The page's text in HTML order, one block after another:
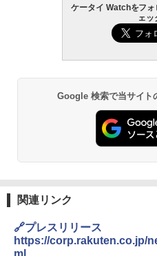
ケータイ Watchをフ
ェッ
Google 検索で当サイト
関連リンク
🔗プレスリリース
https://corp.rakuten.co.jp/
ml